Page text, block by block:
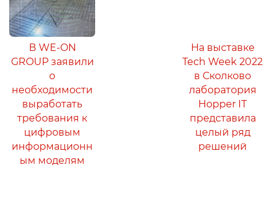
В WE-ON
GROUP заявили
о
необходимости
выработать
требования к
цифровым
информационн
ым моделям
На выставке
Tech Week 2022
в Сколково
лаборатория
Hopper IT
представила
целый ряд
решений